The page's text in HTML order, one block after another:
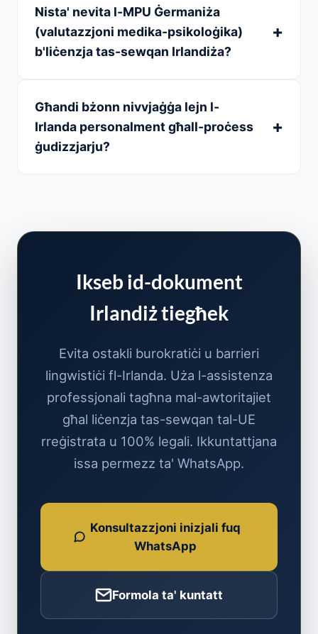
Nista' nevita l-MPU Ġermaniża
(valutazzjoni medika-psikoloġika)
b'liċenzja tas-sewqan Irlandiża?
Għandi bżonn nivvjaġġa lejn l-
Irlanda personalment għall-proċess
ġudizzjarju?
Ikseb id-dokument
Irlandiż tiegħek
Evita ostakli burokratiċi u barrieri
lingwistiċi fl-Irlanda. Uża l-assistenza
professjonali tagħna mal-awtoritajiet
għal liċenzja tas-sewqan tal-UE
rreġistrata u 100% legali. Ikkuntattjana
issa permezz ta' WhatsApp.
Konsultazzjoni inizjali fuq
WhatsApp
Formola ta' kuntatt